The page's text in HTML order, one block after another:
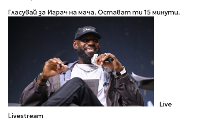
Гласувай за Играч на мача. Остават ти 15 минути.
Live
Livestream